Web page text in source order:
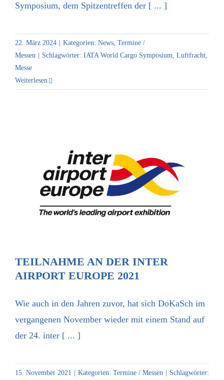
Symposium, dem Spitzentreffen der [ ... ]
22. März 2024 Kategorien: News, Termine /
Messen
Schlagwörter: IATA World Cargo Symposium, Luftfracht,
Messe
Weiterlesen
Teilnahme an der inter airport Europe
2021
TEILNAHME AN DER INTER
AIRPORT EUROPE 2021
Wie auch in den Jahren zuvor, hat sich DoKaSch im
vergangenen November wieder mit einem Stand auf
der 24. inter [ ... ]
15. November 2021 Kategorien: Termine / Messen Schlagwörter: